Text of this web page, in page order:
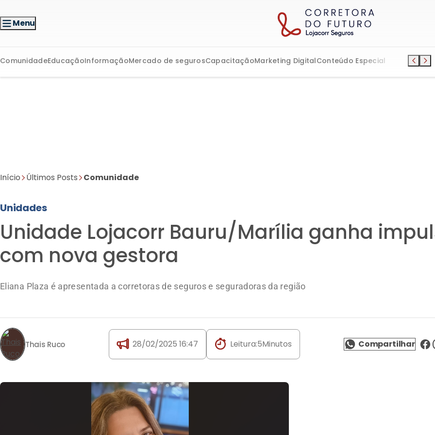
Menu
ComunidadeEducaçãoInformaçãoMercado de segurosCapacitaçãoMarketing DigitalConteúdo Especial
Início Últimos Posts Comunidade
Unidades
Unidade Lojacorr Bauru/Marília ganha
com nova gestora
Eliana Plaza é apresentada a corretoras de seguros e seguradoras da região
Thais Ruco 28/02/2025 16:47 Leitura:5Minutos